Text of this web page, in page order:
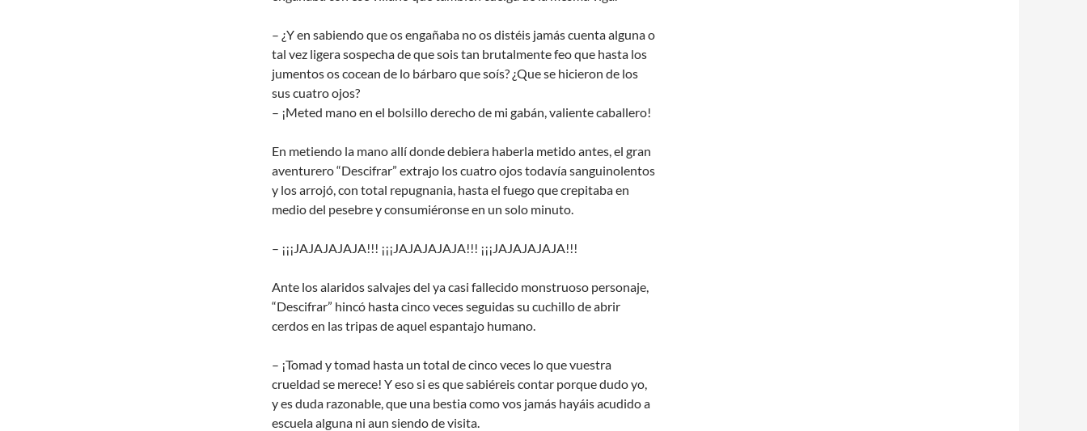
– ¿Y en sabiendo que os engañaba no os distéis jamás cuenta alguna o
tal vez ligera sospecha de que sois tan brutalmente feo que hasta los
jumentos os cocean de lo bárbaro que soís? ¿Que se hicieron de los
sus cuatro ojos?
– ¡Meted mano en el bolsillo derecho de mi gabán, valiente caballero!
En metiendo la mano allí donde debiera haberla metido antes, el gran
aventurero “Descifrar” extrajo los cuatro ojos todavía sanguinolentos
y los arrojó, con total repugnania, hasta el fuego que crepitaba en
medio del pesebre y consumiéronse en un solo minuto.
– ¡¡¡JAJAJAJAJA!!! ¡¡¡JAJAJAJAJA!!! ¡¡¡JAJAJAJAJA!!!
Ante los alaridos salvajes del ya casi fallecido monstruoso personaje,
“Descifrar” hincó hasta cinco veces seguidas su cuchillo de abrir
cerdos en las tripas de aquel espantajo humano.
– ¡Tomad y tomad hasta un total de cinco veces lo que vuestra
crueldad se merece! Y eso si es que sabiéreis contar porque dudo yo,
y es duda razonable, que una bestia como vos jamás hayáis acudido a
escuela alguna ni aun siendo de visita.